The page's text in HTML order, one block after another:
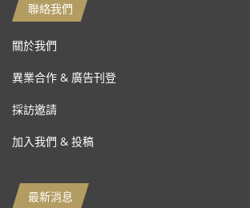
聯絡我們
關於我們
異業合作 & 廣告刊登
採訪邀請
加入我們 & 投稿
最新消息